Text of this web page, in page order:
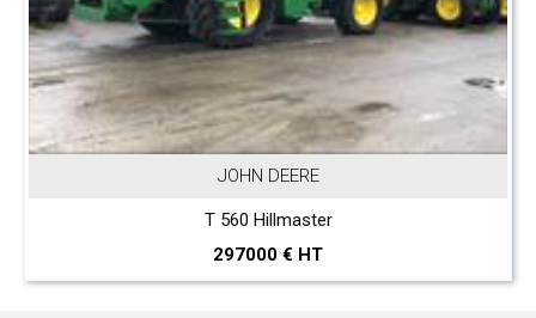
JOHN DEERE
T 560 Hillmaster
297000 € HT